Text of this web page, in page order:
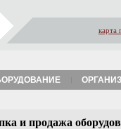
карта
и продажа